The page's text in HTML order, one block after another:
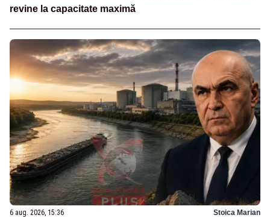
revine la capacitate maximă
6 aug. 2026, 15:36 Stoica Marian